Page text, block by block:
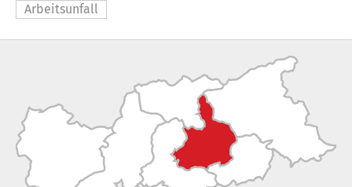
Arbeitsunfall